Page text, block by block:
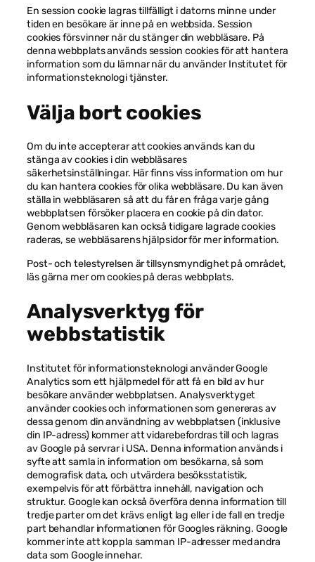
En session cookie lagras tillfälligt i datorns minne under
tiden en besökare är inne på en webbsida. Session
cookies försvinner när du stänger din webbläsare. På
denna webbplats används session cookies för att hantera
information som du lämnar när du använder Institutet för
informationsteknologi tjänster.
Välja bort cookies
Om du inte accepterar att cookies används kan du
stänga av cookies i din webbläsares
säkerhetsinställningar. Här finns viss information om hur
du kan hantera cookies för olika webbläsare. Du kan även
ställa in webbläsaren så att du får en fråga varje gång
webbplatsen försöker placera en cookie på din dator.
Genom webbläsaren kan också tidigare lagrade cookies
raderas, se webbläsarens hjälpsidor för mer information.
Post- och telestyrelsen är tillsynsmyndighet på området,
läs gärna mer om cookies på deras webbplats.
Analysverktyg för
webbstatistik
Institutet för informationsteknologi använder Google
Analytics som ett hjälpmedel för att få en bild av hur
besökare använder webbplatsen. Analysverktyget
använder cookies och informationen som genereras av
dessa genom din användning av webbplatsen (inklusive
din IP-adress) kommer att vidarebefordras till och lagras
av Google på servrar i USA. Denna information används i
syfte att samla in information om besökarna, så som
demografisk data, och utvärdera besöksstatistik,
exempelvis för att förbättra innehåll, navigation och
struktur. Google kan också överföra denna information till
tredje parter om det krävs enligt lag eller i de fall en tredje
part behandlar informationen för Googles räkning. Google
kommer inte att koppla samman IP-adresser med andra
data som Google innehar.
baserat på
hur
hemsidan
används.
hemsida ska
prestera så
möjligt under
ditt besök.
Om du nekar
de här
kakorna
kommer viss
funktionalitet
att försvinna
från
Marknadsföring
Genom att dela
med dig av dina
intressen och
när du surfar
ökar du chansen
att få se
personligt
anpassat
innehåll och
erbjudanden.